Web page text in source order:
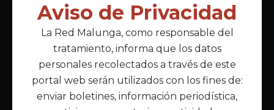
Acepto lapolítica de privacidad
Enlaces Principales
Inicio
Acerca de Malunga
Aviso de Privacidad
La Red Malunga, como responsable del
tratamiento, informa que los datos
personales recolectados a través de este
portal web serán utilizados con los fines de:
enviar boletines, información periodística,